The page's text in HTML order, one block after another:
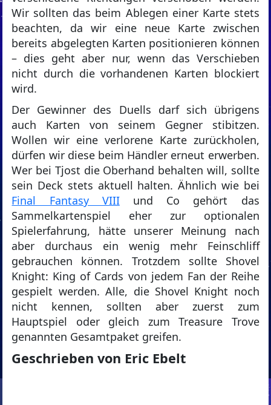
Wir sollten das beim Ablegen einer Karte stets
beachten, da wir eine neue Karte zwischen
bereits abgelegten Karten positionieren können
– dies geht aber nur, wenn das Verschieben
nicht durch die vorhandenen Karten blockiert
wird.
Der Gewinner des Duells darf sich übrigens
auch Karten von seinem Gegner stibitzen.
Wollen wir eine verlorene Karte zurückholen,
dürfen wir diese beim Händler erneut erwerben.
Wer bei Tjost die Oberhand behalten will, sollte
sein Deck stets aktuell halten. Ähnlich wie bei
Final Fantasy VIIIund Co gehört das
Sammelkartenspiel eher zur optionalen
Spielerfahrung, hätte unserer Meinung nach
aber durchaus ein wenig mehr Feinschliff
gebrauchen können. Trotzdem sollte Shovel
Knight: King of Cards von jedem Fan der Reihe
gespielt werden. Alle, die Shovel Knight noch
nicht kennen, sollten aber zuerst zum
Hauptspiel oder gleich zum Treasure Trove
genannten Gesamtpaket greifen.
Geschrieben von Eric Ebelt